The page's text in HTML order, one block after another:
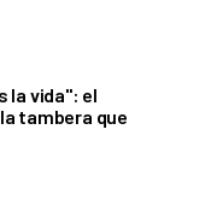
la vida": el
tambera que